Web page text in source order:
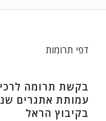
דפי תרומות
בקשת תרומה
עמותת אתגרים
בקיבוץ הראל